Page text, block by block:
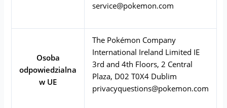
service@pokemon.com
Osoba
odpowiedzialna
w UE
The Pokémon Company
International Ireland Limited IE
3rd and 4th Floors, 2 Central
Plaza, D02 T0X4 Dublim
privacyquestions@pokemon.com